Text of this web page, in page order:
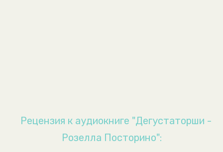
Рецензия к аудиокниге "Дегустаторши -
Розелла Посторино":